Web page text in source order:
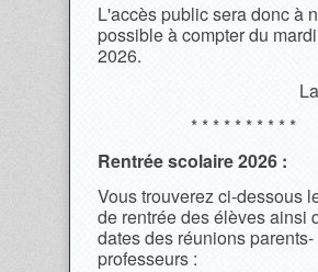
L'accès public sera donc à
possible à compter du
2026.
* * * * * * * * * *
Rentrée scolaire 2026 :
Vous trouverez ci-dessous
de rentrée des élèves ainsi
dates des réunions parents-
professeurs :